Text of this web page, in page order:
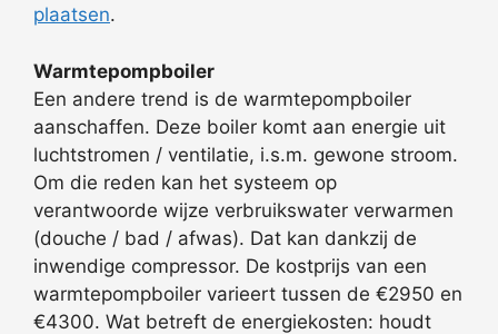
plaatsen.
Warmtepompboiler
Een andere trend is de warmtepompboiler
aanschaffen. Deze boiler komt aan energie uit
luchtstromen / ventilatie, i.s.m. gewone stroom.
Om die reden kan het systeem op
verantwoorde wijze verbruikswater verwarmen
(douche / bad / afwas). Dat kan dankzij de
inwendige compressor. De kostprijs van een
warmtepompboiler varieert tussen de €2950 en
€4300. Wat betreft de energiekosten: houdt